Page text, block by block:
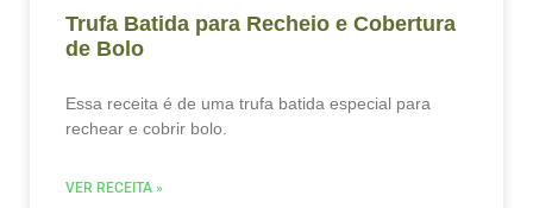
Trufa Batida para Recheio e Cobertura
de Bolo
Essa receita é de uma trufa batida especial para
rechear e cobrir bolo.
VER RECEITA »